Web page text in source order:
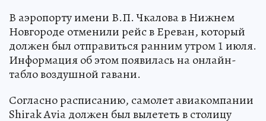
В аэропорту имени В.П. Чкалова в Нижнем
Новгороде отменили рейс в Ереван, который
должен был отправиться ранним утром 1 июля.
Информация об этом появилась на онлайн-
табло воздушной гавани.
Согласно расписанию, самолет авиакомпании
Shirak Avia должен был вылететь в столицу